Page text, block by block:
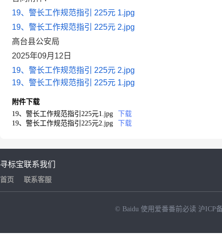
19、警长工作规范指引 225元 1.jpg
19、警长工作规范指引 225元 2.jpg
高台县公安局
2025年09月12日
19、警长工作规范指引 225元 2.jpg
19、警长工作规范指引 225元 1.jpg
附件下载
19、警长工作规范指引225元1.jpg
下载
19、警长工作规范指引225元2.jpg
下载
寻标宝
首页
联系我们
联系客服
© Baidu 使用爱番番前必读 沪ICP